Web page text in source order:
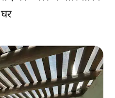
घर